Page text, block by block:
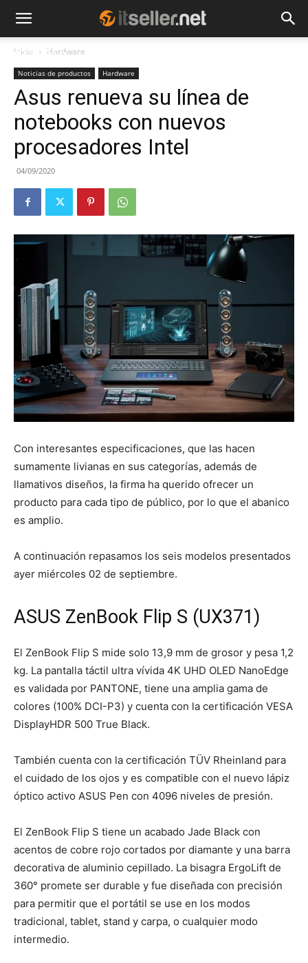
NOTICIAS
Inicio Hardware
Noticias de productos Hardware
Asus renueva su línea de
notebooks con nuevos
procesadores Intel
04/09/2020
Con interesantes especificaciones, que las hacen
sumamente livianas en sus categorías, además de
llamativos diseños, la firma ha querido ofrecer un
producto para cada tipo de público, por lo que el abanico
es amplio.
A continuación repasamos los seis modelos presentados
ayer miércoles 02 de septiembre.
ASUS ZenBook Flip S (UX371)
El ZenBook Flip S mide solo 13,9 mm de grosor y pesa 1,2
kg. La pantalla táctil ultra vívida 4K UHD OLED NanoEdge
es validada por PANTONE, tiene una amplia gama de
colores (100% DCI-P3) y cuenta con la certificación VESA
DisplayHDR 500 True Black.
También cuenta con la certificación TÜV Rheinland para
el cuidado de los ojos y es compatible con el nuevo lápiz
óptico activo ASUS Pen con 4096 niveles de presión.
El ZenBook Flip S tiene un acabado Jade Black con
acentos de cobre rojo cortados por diamante y una barra
decorativa de aluminio cepillado. La bisagra ErgoLift de
360° promete ser durable y fue diseñada con precisión
para permitir que el portátil se use en los modos
tradicional, tablet, stand y carpa, o cualquier modo
intermedio.